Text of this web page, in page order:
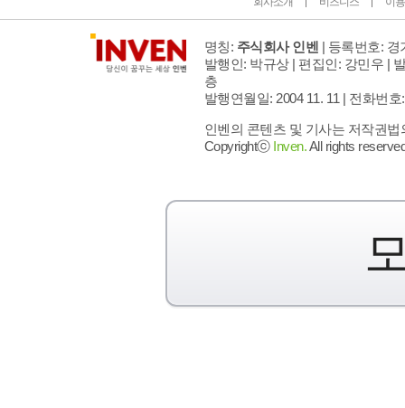
명칭: 주식회사 인벤 | 등록번호: 경
발행인: 박규상 | 편집인: 강민우 |
층
발행연월일: 2004 11. 11 | 전화번호
인벤의 콘텐츠 및 기사는 저작권
Copyrightⓒ Inven.All rights